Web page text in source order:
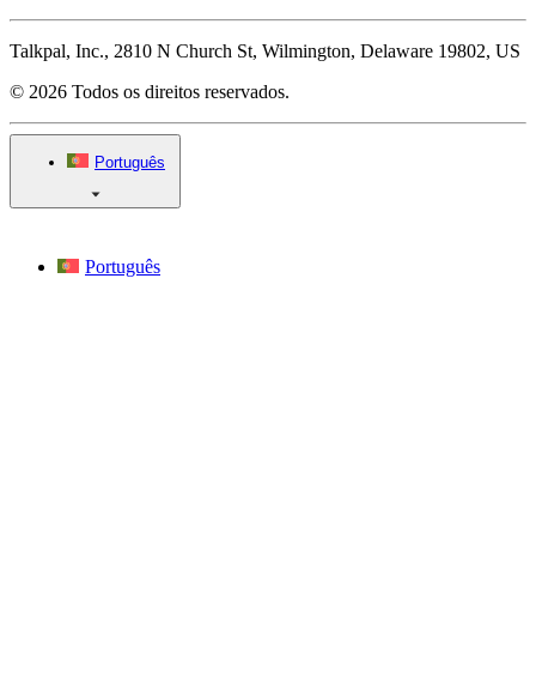
Talkpal, Inc., 2810 N Church St, Wilmington, Delaware 19802, US
© 2026 Todos os direitos reservados.
Português
Português